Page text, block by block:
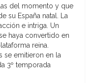
del momento y que
su España natal. La
e intriga. Un
haya convertido en
reina.
se emitieron en la
3º temporada